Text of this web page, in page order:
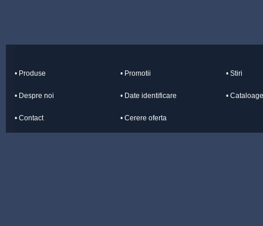
• Produse • Promotii • Stiri
• Despre noi • Date identificare • Cataloage
• Contact • Cerere oferta